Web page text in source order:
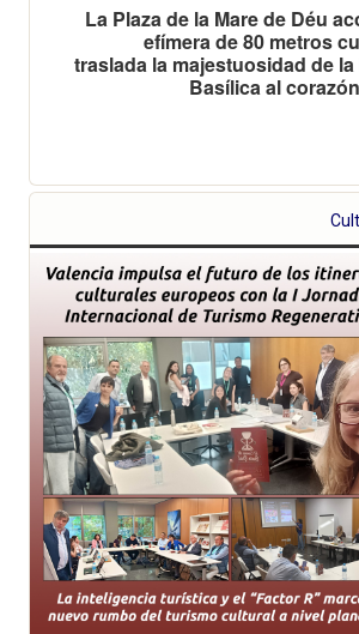
La Plaza de la Mare de Déu
efímera de 80 metros
traslada la majestuosidad de
Basílica al